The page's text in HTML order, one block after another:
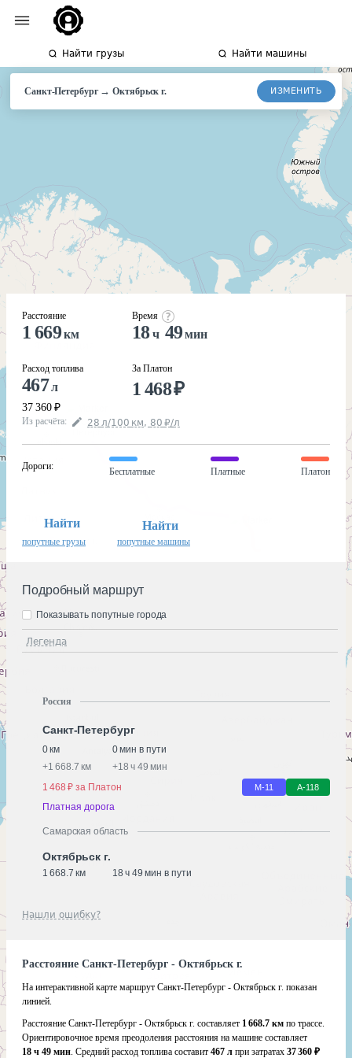
Найти грузы Найти машины
Санкт-Петербург→Октябрьск г. ИЗМЕНИТЬ
Расстояние
1 669км
Расход топлива
467л
37 360 ₽
Время
18ч 49мин
За Платон
1 468₽
Из расчёта: 28 л/100 км, 80 ₽/л
Дороги:
Бесплатные Платные Платон
Найти
попутные грузы
Найти
попутные машины
Подробный маршрут
Легенда
Показывать попутные города
Россия
Санкт-Петербург
0 км
0 мин в пути
+1 668.7 км +18 ч 49 мин
1 468 ₽ за Платон
М-11 А-118
Платная дорога
Самарская область
Октябрьск г.
1 668.7 км 18 ч 49 мин в пути
Нашли ошибку?
Расстояние Санкт-Петербург - Октябрьск г.
На интерактивной карте маршрут Санкт-Петербург - Октябрьск г. показан
линией.
Расстояние Санкт-Петербург - Октябрьск г. составляет 1 668.7 км по трассе.
Ориентировочное время преодоления расстояния на машине составляет
18 ч 49 мин. Средний расход топлива составит 467 л при затратах 37 360 ₽